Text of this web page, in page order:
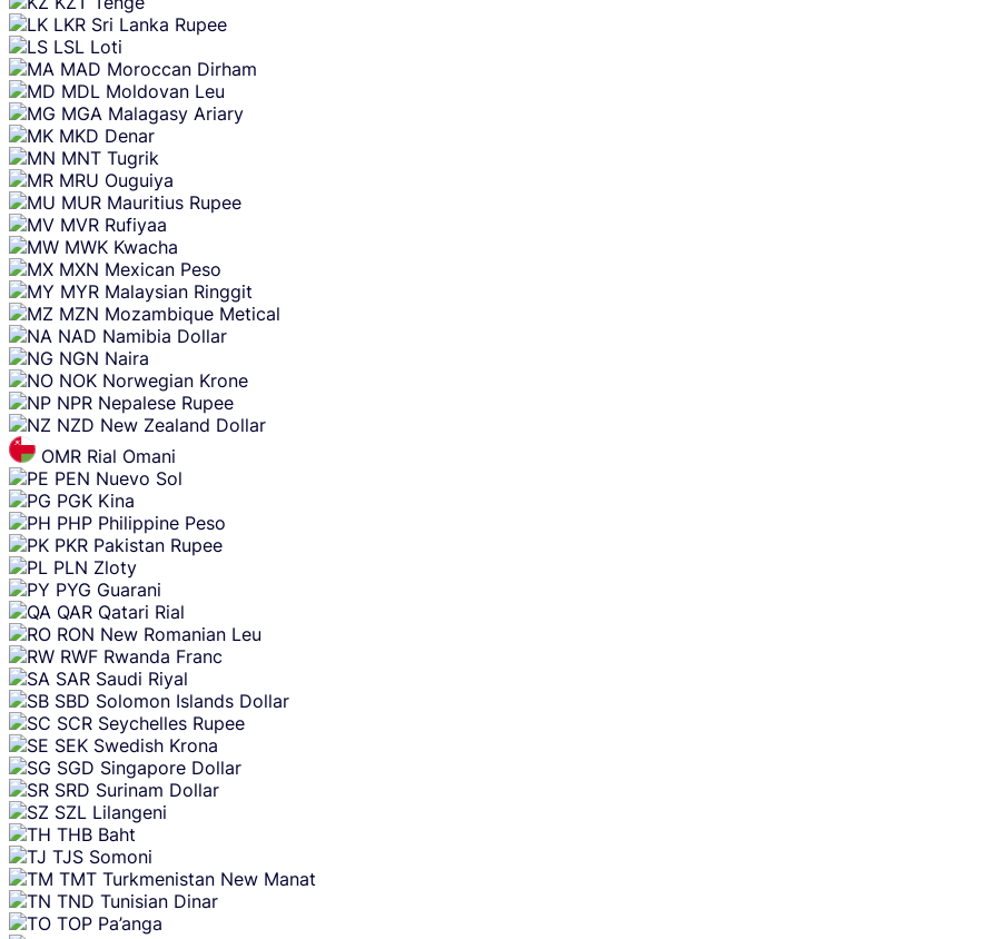
LKR Sri Lanka Rupee
LSL Loti
MAD Moroccan Dirham
MDL Moldovan Leu
MGA Malagasy Ariary
MKD Denar
MNT Tugrik
MRU Ouguiya
MUR Mauritius Rupee
MVR Rufiyaa
MWK Kwacha
MXN Mexican Peso
MYR Malaysian Ringgit
MZN Mozambique Metical
NAD Namibia Dollar
NGN Naira
NOK Norwegian Krone
NPR Nepalese Rupee
NZD New Zealand Dollar
OMR Rial Omani
PEN Nuevo Sol
PGK Kina
PHP Philippine Peso
PKR Pakistan Rupee
PLN Zloty
PYG Guarani
QAR Qatari Rial
RON New Romanian Leu
RWF Rwanda Franc
SAR Saudi Riyal
SBD Solomon Islands Dollar
SCR Seychelles Rupee
SEK Swedish Krona
SGD Singapore Dollar
SRD Surinam Dollar
SZL Lilangeni
THB Baht
TJS Somoni
TMT Turkmenistan New Manat
TND Tunisian Dinar
TOP Pa’anga